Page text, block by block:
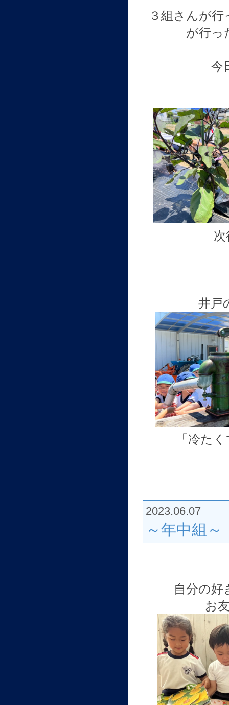
３組さんが
が行っ
今
次
井戸
「冷た
2023.06.07
～年中組～
自分の好
お